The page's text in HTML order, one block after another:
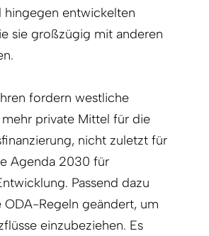
hingegen entwickelten
sie großzügig mit anderen
fordern westliche
private Mittel für die
nicht zuletzt für
Agenda 2030 für
Passend dazu
ODA-Regeln geändert, um
einzubeziehen. Es